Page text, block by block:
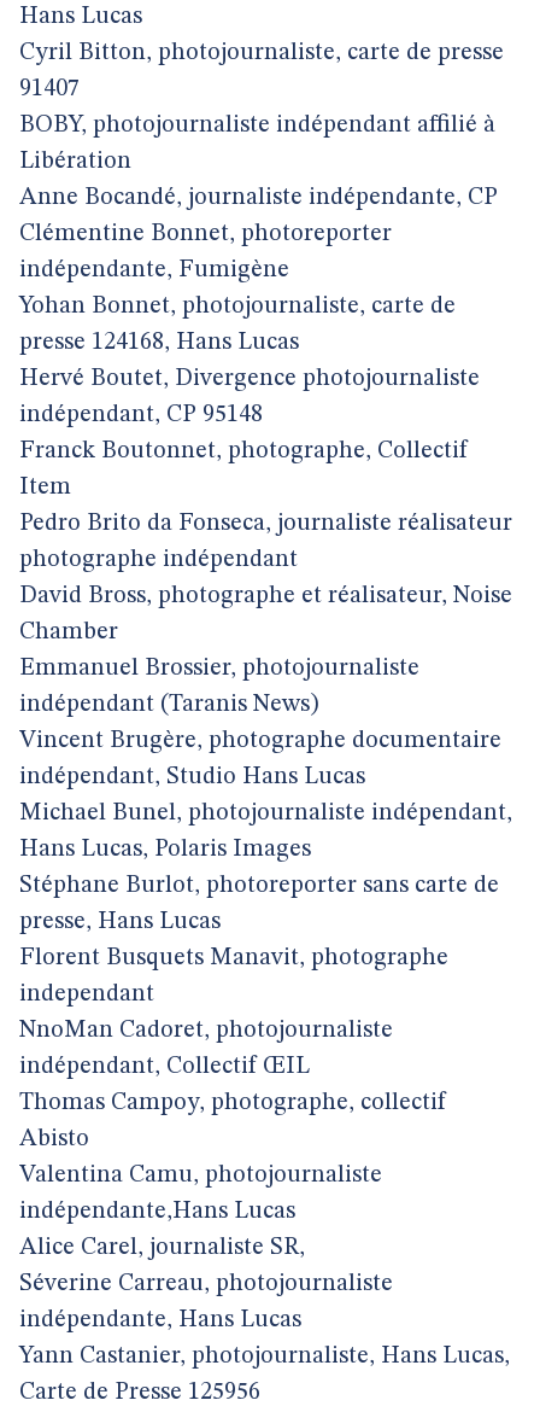
Hans Lucas
Cyril Bitton, photojournaliste, carte de presse
91407
BOBY, photojournaliste indépendant affilié à
Libération
Anne Bocandé, journaliste indépendante, CP
Clémentine Bonnet, photoreporter
indépendante, Fumigène
Yohan Bonnet, photojournaliste, carte de
presse 124168, Hans Lucas
Hervé Boutet, Divergence photojournaliste
indépendant, CP 95148
Franck Boutonnet, photographe, Collectif
Item
Pedro Brito da Fonseca, journaliste réalisateur
photographe indépendant
David Bross, photographe et réalisateur, Noise
Chamber
Emmanuel Brossier, photojournaliste
indépendant (Taranis News)
Vincent Brugère, photographe documentaire
indépendant, Studio Hans Lucas
Michael Bunel, photojournaliste indépendant,
Hans Lucas, Polaris Images
Stéphane Burlot, photoreporter sans carte de
presse, Hans Lucas
Florent Busquets Manavit, photographe
independant
NnoMan Cadoret, photojournaliste
indépendant, Collectif ŒIL
Thomas Campoy, photographe, collectif
Abisto
Valentina Camu, photojournaliste
indépendante,Hans Lucas
Alice Carel, journaliste SR,
Séverine Carreau, photojournaliste
indépendante, Hans Lucas
Yann Castanier, photojournaliste, Hans Lucas,
Carte de Presse 125956